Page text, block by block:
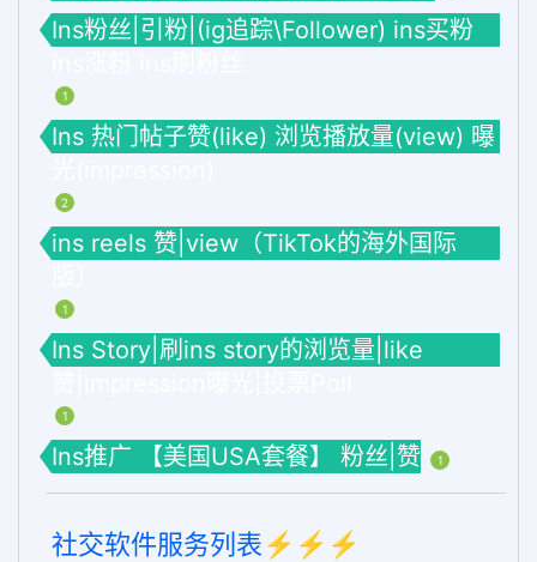
Ins粉丝|引粉|(ig追踪\Follower) ins买粉
1
Ins 热门帖子赞(like) 浏览播放量(view) 曝
2
ins reels 赞|view（TikTok的海外国际
1
Ins Story|刷ins story的浏览量|like
1
Ins推广 【美国USA套餐】 粉丝|赞 1
社交软件服务列表⚡️⚡️⚡️